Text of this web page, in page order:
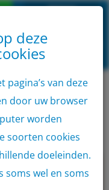
deze
pagina’s van deze
door uw browser
worden
soorten cookies
doeleinden.
soms wel en soms